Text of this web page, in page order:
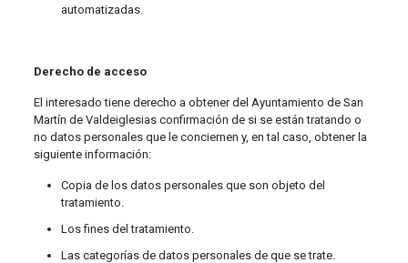
automatizadas.
Derecho de acceso
El interesado tiene derecho a obtener del Ayuntamiento de San
Martín de Valdeiglesias confirmación de si se están tratando o
no datos personales que le conciernen y, en tal caso, obtener la
siguiente información:
Copia de los datos personales que son objeto del
tratamiento.
Los fines del tratamiento.
Las categorías de datos personales de que se trate.